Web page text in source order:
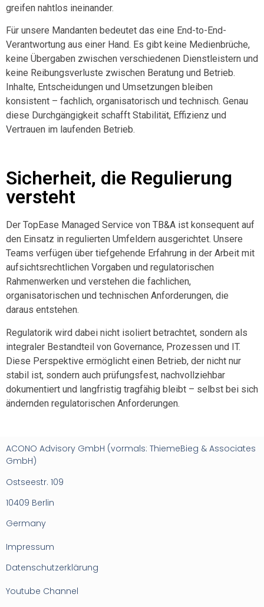
greifen nahtlos ineinander.
Für unsere Mandanten bedeutet das eine End-to-End-
Verantwortung aus einer Hand. Es gibt keine Medienbrüche,
keine Übergaben zwischen verschiedenen Dienstleistern und
keine Reibungsverluste zwischen Beratung und Betrieb.
Inhalte, Entscheidungen und Umsetzungen bleiben
konsistent – fachlich, organisatorisch und technisch. Genau
diese Durchgängigkeit schafft Stabilität, Effizienz und
Vertrauen im laufenden Betrieb.
Sicherheit, die Regulierung
versteht
Der TopEase Managed Service von TB&A ist konsequent auf
den Einsatz in regulierten Umfeldern ausgerichtet. Unsere
Teams verfügen über tiefgehende Erfahrung in der Arbeit mit
aufsichtsrechtlichen Vorgaben und regulatorischen
Rahmenwerken und verstehen die fachlichen,
organisatorischen und technischen Anforderungen, die
daraus entstehen.
Regulatorik wird dabei nicht isoliert betrachtet, sondern als
integraler Bestandteil von Governance, Prozessen und IT.
Diese Perspektive ermöglicht einen Betrieb, der nicht nur
stabil ist, sondern auch prüfungsfest, nachvollziehbar
dokumentiert und langfristig tragfähig bleibt – selbst bei sich
ändernden regulatorischen Anforderungen.
ACONO Advisory GmbH (vormals: ThiemeBieg & Associates
GmbH)
Ostseestr. 109
10409 Berlin
Germany
Impressum
Datenschutzerklärung
Youtube Channel